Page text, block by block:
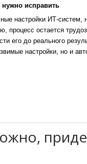
нужно исправить
настройки ИТ-систем,
процесс остается
его до реального
настройки, но и